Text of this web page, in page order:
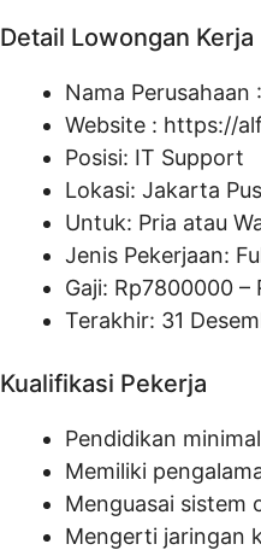
Detail Lowongan Kerja
Nama Perusahaan :
Website : https://
Posisi: IT Support
Lokasi: Jakarta
Untuk: Pria atau
Jenis Pekerjaan:
Gaji: Rp7800000 –
Terakhir: 31
Kualifikasi Pekerja
Pendidikan
Memiliki
Menguasai sistem
Mengerti jaringan